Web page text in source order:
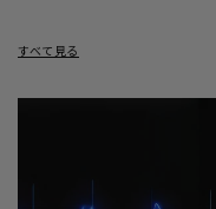
すべて見る